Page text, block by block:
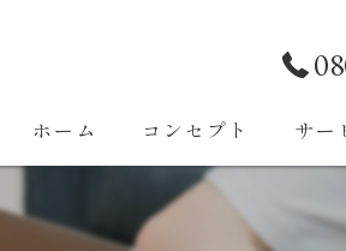
ホーム コンセプト サー
ご入